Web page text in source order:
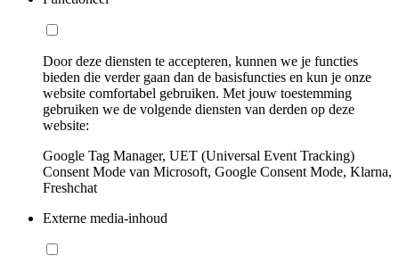
Door deze diensten te accepteren, kunnen we je functies
bieden die verder gaan dan de basisfuncties en kun je onze
website comfortabel gebruiken. Met jouw toestemming
gebruiken we de volgende diensten van derden op deze
website:
Google Tag Manager, UET (Universal Event Tracking)
Consent Mode van Microsoft, Google Consent Mode, Klarna,
Freshchat
Externe media-inhoud